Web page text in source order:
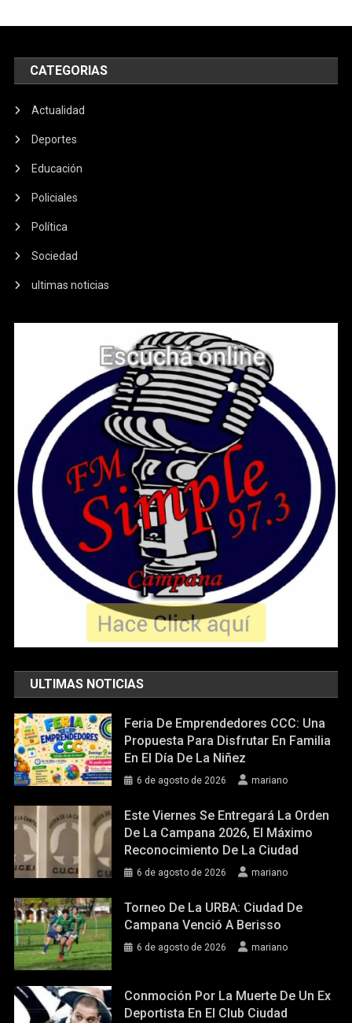
CATEGORIAS
Actualidad
Deportes
Educación
Policiales
Política
Sociedad
ultimas noticias
ULTIMAS NOTICIAS
Feria De Emprendedores CCC: Una
Propuesta Para Disfrutar En Familia
En El Día De La Niñez
6 de agosto de 2026 mariano
Este Viernes Se Entregará La Orden
De La Campana 2026, El Máximo
Reconocimiento De La Ciudad
6 de agosto de 2026 mariano
Torneo De La URBA: Ciudad De
Campana Venció A Berisso
6 de agosto de 2026 mariano
Conmoción Por La Muerte De Un Ex
Deportista En El Club Ciudad